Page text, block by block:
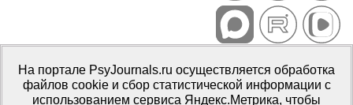
Портал психологических изданий PsyJournals.ru, 2007–2026
Правила использования материалов
Свидетельство регистрации СМИЭл № ФС77-66447 от 14 июля
На портале PsyJournals.ru осуществляется обработка
файлов cookie и сбор статистической информации с
использованием сервиса Яндекс.Метрика, чтобы